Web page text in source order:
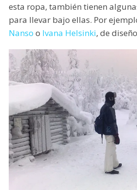
esta ropa, también tienen
para llevar bajo ellas. Por
Nanso o Ivana Helsinki, de